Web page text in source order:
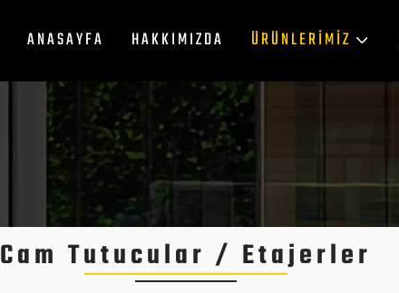
ANASAYFA HAKKIMIZDA ÜRÜNLERIMIZ
Cam Tutucular / Etajerler